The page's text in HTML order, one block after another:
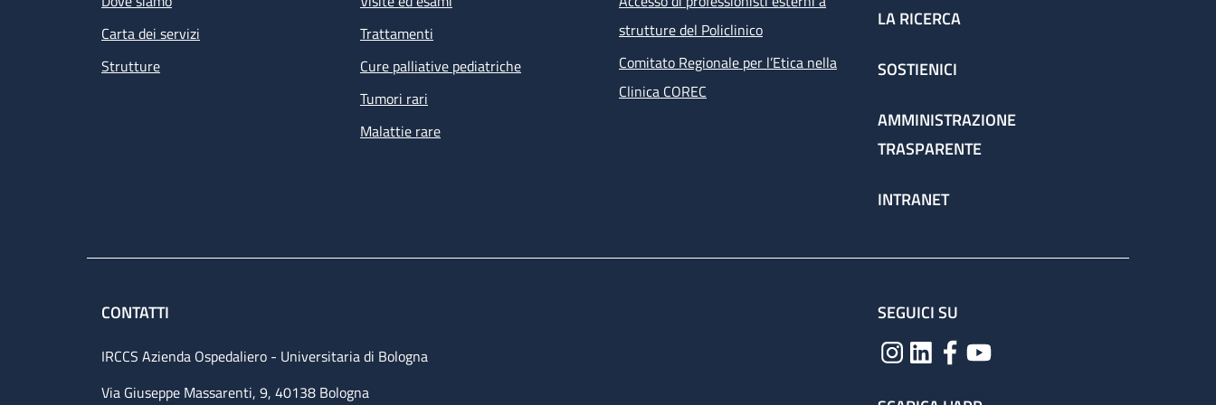
visita infettivologica
visita nefrologica
counselling psicologico
esami ematochimici, esami microbiologici su feci, urine, espettorato
tampone anale per PAP test e ricerca HPV
ECG
dei percorsi dell’ambulatorio sono prenotate direttamente dal servizio attraverso il percorso
Carta dei servizi
Strutture
Trattamenti
Cure palliative pediatriche
Tumori rari
Malattie rare
strutture del Policlinico
Comitato Regionale per l’Etica nella
Clinica COREC
LA RICERCA
SOSTIENICI
AMMINISTRAZIONE
TRASPARENTE
INTRANET
CONTATTI
IRCCS Azienda Ospedaliero - Universitaria di Bologna
Via Giuseppe Massarenti, 9, 40138 Bologna
SEGUICI SU